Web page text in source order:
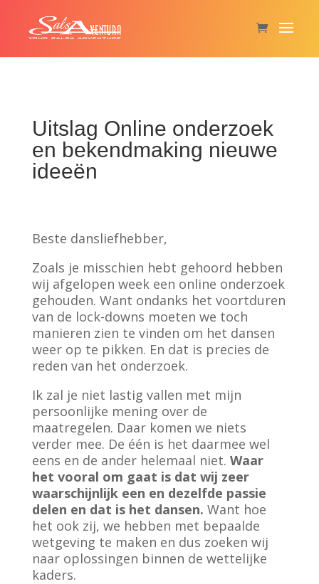
Uitslag Online onderzoek
en bekendmaking nieuwe
ideeën
Beste dansliefhebber,
Zoals je misschien hebt gehoord hebben
wij afgelopen week een online onderzoek
gehouden. Want ondanks het voortduren
van de lock-downs moeten we toch
manieren zien te vinden om het dansen
weer op te pikken. En dat is precies de
reden van het onderzoek.
Ik zal je niet lastig vallen met mijn
persoonlijke mening over de
maatregelen. Daar komen we niets
verder mee. De één is het daarmee wel
eens en de ander helemaal niet. Waar
het vooral om gaat is dat wij zeer
waarschijnlijk een en dezelfde passie
delen en dat is het dansen. Want hoe
het ook zij, we hebben met bepaalde
wetgeving te maken en dus zoeken wij
naar oplossingen binnen de wettelijke
kaders.